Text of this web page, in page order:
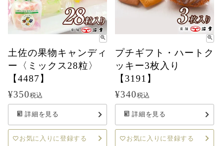
土佐の果物キャンディ
ー〈ミックス28粒〉
【4487】
¥350税込
詳細を見る
お気に入りに登録する
プチギフト・ハートク
ッキー3枚入り
【3191】
¥340税込
詳細を見る
お気に入りに登録する